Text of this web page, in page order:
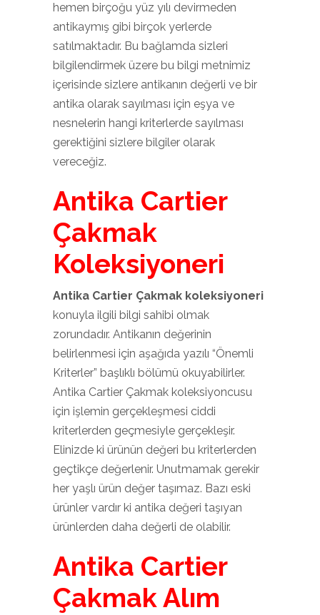
hemen birçoğu yüz yılı devirmeden
antikaymış gibi birçok yerlerde
satılmaktadır. Bu bağlamda sizleri
bilgilendirmek üzere bu bilgi metnimiz
içerisinde sizlere antikanın değerli ve bir
antika olarak sayılması için eşya ve
nesnelerin hangi kriterlerde sayılması
gerektiğini sizlere bilgiler olarak
vereceğiz.
Antika Cartier
Çakmak
Koleksiyoneri
Antika Cartier Çakmak koleksiyoneri
konuyla ilgili bilgi sahibi olmak
zorundadır. Antikanın değerinin
belirlenmesi için aşağıda yazılı “Önemli
Kriterler” başlıklı bölümü okuyabilirler.
Antika Cartier Çakmak koleksiyoncusu
için işlemin gerçekleşmesi ciddi
kriterlerden geçmesiyle gerçekleşir.
Elinizde ki ürünün değeri bu kriterlerden
geçtikçe değerlenir. Unutmamak gerekir
her yaşlı ürün değer taşımaz. Bazı eski
ürünler vardır ki antika değeri taşıyan
ürünlerden daha değerli de olabilir.
Antika Cartier
Çakmak Alım